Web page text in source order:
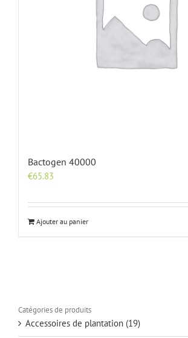
Bactogen 40000
€65.83
Ajouter au panier
Catégories de produits
Accessoires de plantation (19)